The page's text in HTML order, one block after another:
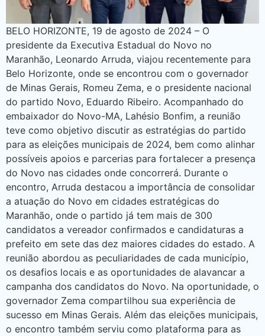
BELO HORIZONTE, 19 de agosto de 2024 – O
presidente da Executiva Estadual do Novo no
Maranhão, Leonardo Arruda, viajou recentemente para
Belo Horizonte, onde se encontrou com o governador
de Minas Gerais, Romeu Zema, e o presidente nacional
do partido Novo, Eduardo Ribeiro. Acompanhado do
embaixador do Novo-MA, Lahésio Bonfim, a reunião
teve como objetivo discutir as estratégias do partido
para as eleições municipais de 2024, bem como alinhar
possíveis apoios e parcerias para fortalecer a presença
do Novo nas cidades onde concorrerá. Durante o
encontro, Arruda destacou a importância de consolidar
a atuação do Novo em cidades estratégicas do
Maranhão, onde o partido já tem mais de 300
candidatos a vereador confirmados e candidaturas a
prefeito em sete das dez maiores cidades do estado. A
reunião abordou as peculiaridades de cada município,
os desafios locais e as oportunidades de alavancar a
campanha dos candidatos do Novo. Na oportunidade, o
governador Zema compartilhou sua experiência de
sucesso em Minas Gerais. Além das eleições municipais,
o encontro também serviu como plataforma para as